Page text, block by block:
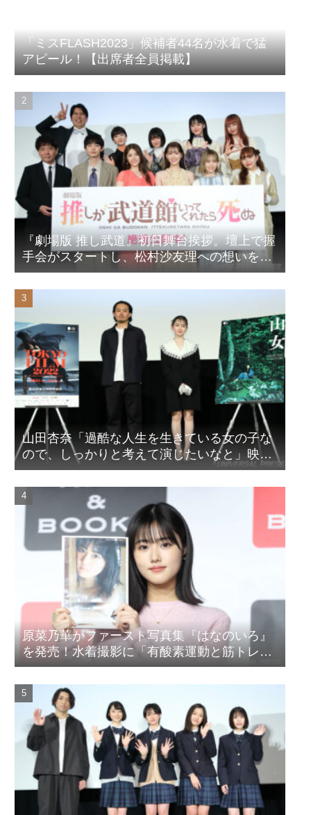
「ミスFLASH2023」候補者44名が水着で猛
アピール！【出席者全員掲載】
『劇場版 推し武道』初日舞台挨拶。壇上で握
手会がスタートし、松村沙友理への想いをア
ピール！？
山田杏奈「過酷な人生を生きている女の子な
ので、しっかりと考えて演じたいなと」映画
『山女』東京国際映画祭Q&A
原菜乃華がファースト写真集『はなのいろ』
を発売！水着撮影に「有酸素運動と筋トレを
頑張りました」